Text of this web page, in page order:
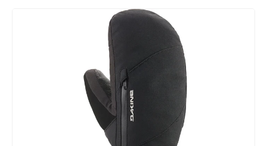
PASSER AUX INFORMATIONS PRODUITS